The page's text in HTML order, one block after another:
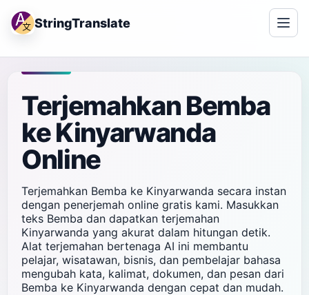
StringTranslate
Terjemahkan Bemba
ke Kinyarwanda
Online
Terjemahkan Bemba ke Kinyarwanda secara instan
dengan penerjemah online gratis kami. Masukkan
teks Bemba dan dapatkan terjemahan
Kinyarwanda yang akurat dalam hitungan detik.
Alat terjemahan bertenaga AI ini membantu
pelajar, wisatawan, bisnis, dan pembelajar bahasa
mengubah kata, kalimat, dokumen, dan pesan dari
Bemba ke Kinyarwanda dengan cepat dan mudah.